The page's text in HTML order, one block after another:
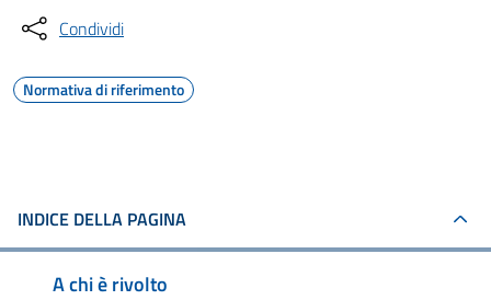
Condividi
Normativa di riferimento
INDICE DELLA PAGINA
A chi è rivolto